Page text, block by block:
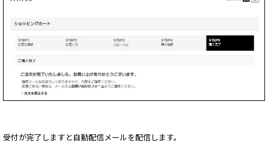
受付が完了しますと自動配信メールを配信します。